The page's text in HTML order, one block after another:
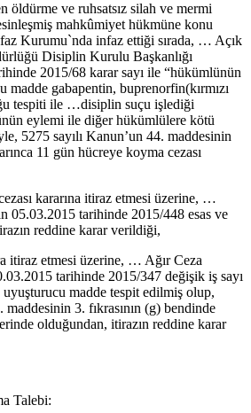
öldürme ve ruhsatsız silah ve mermi
mahkûmiyet hükmüne konu
Kurumu`nda infaz ettiği sırada, … Açık
Disiplin Kurulu Başkanlığı
2015/68 karar sayı ile “hükümlünün
gabapentin, buprenorfin(kırmızı
tespiti ile …disiplin suçu işlediği
eylemi ile diğer hükümlülere kötü
5275 sayılı Kanun’un 44. maddesinin
11 gün hücreye koyma cezası
kararına itiraz etmesi üzerine, …
05.03.2015 tarihinde 2015/448 esas ve
reddine karar verildiği,
itiraz etmesi üzerine, … Ağır Ceza
tarihinde 2015/347 değişik iş sayı
madde tespit edilmiş olup,
maddesinin 3. fıkrasının (g) bendinde
olduğundan, itirazın reddine karar
Talebi: